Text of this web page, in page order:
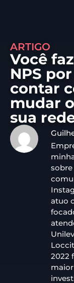
ARTIGO
Você
NPS
contar
mudar
sua
atuo
2022